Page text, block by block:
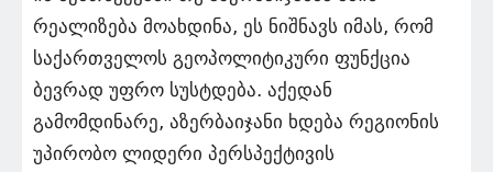
რეალიზება მოახდინა, ეს ნიშნავს იმას, რომ
საქართველოს გეოპოლიტიკური ფუნქცია
ბევრად უფრო სუსტდება. აქედან
გამომდინარე, აზერბაიჯანი ხდება რეგიონის
უპირობო ლიდერი პერსპექტივის